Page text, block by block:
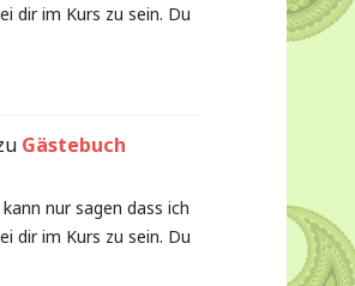
dir im Kurs zu sein. Du
Gästebuch
nur sagen dass ich
dir im Kurs zu sein. Du